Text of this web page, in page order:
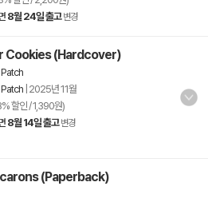
8월 24일 출고 변경
Cookies (Hardcover)
2025년 11월
할인 / 1,390원)
8월 14일 출고 변경
(Paperback)